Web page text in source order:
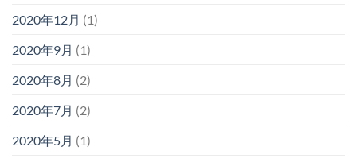
2020年12月 (1)
2020年9月 (1)
2020年8月 (2)
2020年7月 (2)
2020年5月 (1)